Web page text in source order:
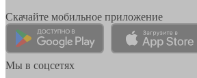
Скачайте мобильное приложение
Мы в соцсетях